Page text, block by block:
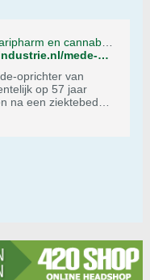
https://cannabisindustrie.nl/mede-oprichter-maripharm-en-cannabis-pionier-marcel-de-wit-overleden/?amp
oprichter van
op 57 jaar
na een ziektebed